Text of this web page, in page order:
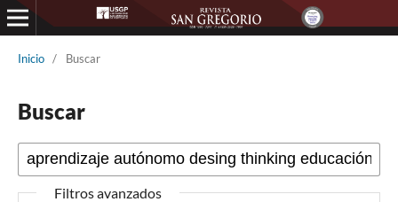
Inicio / Buscar
Buscar
Filtros avanzados